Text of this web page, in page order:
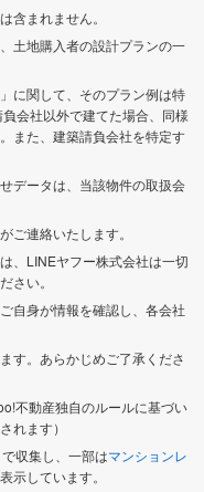
含まれません。
土地購入者の設計プランの一
に関して、そのプラン例は特
会社以外で建てた場合、同様
また、建築請負会社を特定す
データは、当該物件の取扱会
ご連絡いたします。
、LINEヤフー株式会社は一切
さい。
自身が情報を確認し、各会社
す。あらかじめご了承くださ
不動産独自のルールに基づい
れます）
収集し、一部はマンションレ
示しています。